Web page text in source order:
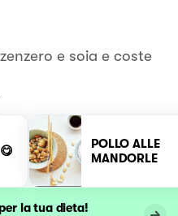
e soia e coste
POLLO ALLE
MANDORLE
la tua dieta!